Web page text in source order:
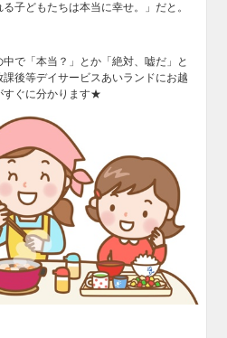
子どもたちは本当に幸せ。」だと。
で「本当？」とか「絶対、嘘だ」と
後等デイサービスあいランドにお越
すぐに分かります★